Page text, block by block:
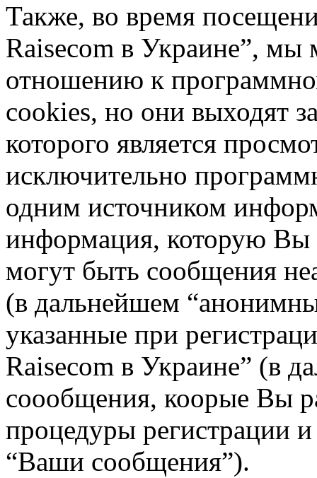
Также, во время
Raisecom в Украине”, мы
отношению к
cookies, но они выходят
которого является
исключительно
одним источником
информация, которую Вы
могут быть сообщения
(в дальнейшем
указанные при
Raisecom в Украине” (в
соообщения, коорые Вы
процедуры регистрации
“Ваши сообщения”).